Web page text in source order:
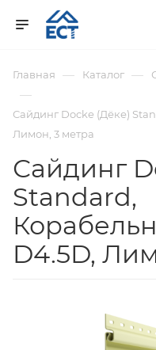
Главная — Каталог —
—
Сайдинг Docke (Дёке)
Лимон, 3 метра
Сайдинг
Standard,
D4.5D,